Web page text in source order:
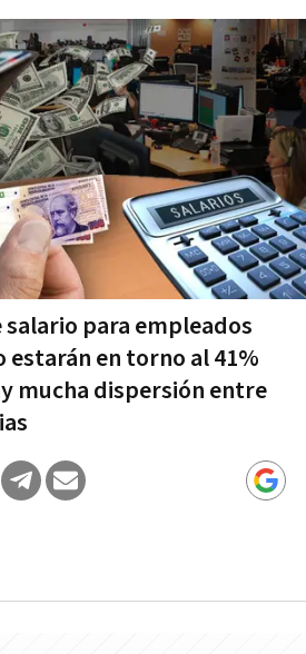
salario para empleados
estarán en torno al 41%
mucha dispersión entre